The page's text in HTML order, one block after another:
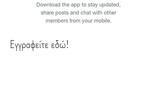
Εγγραφείτε εδώ!